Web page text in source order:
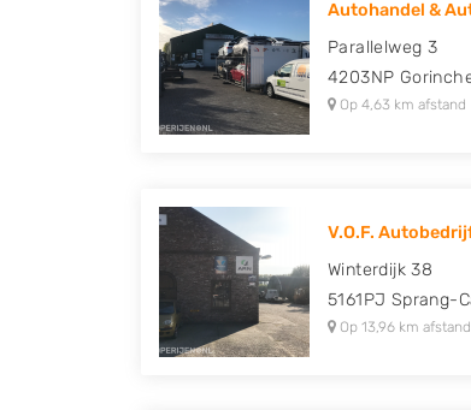
Honda, Hyundai, Kia, Mazda,
Peugeot, Porsche, Renault, Seat,
Volkswagen en Volvo.
Autohandel &
Parallelweg 3
4203NP
Op 4,63 km afstand
V.O.F.
Winterdijk 38
5161PJ Sprang-
Op 13,96 km afstand